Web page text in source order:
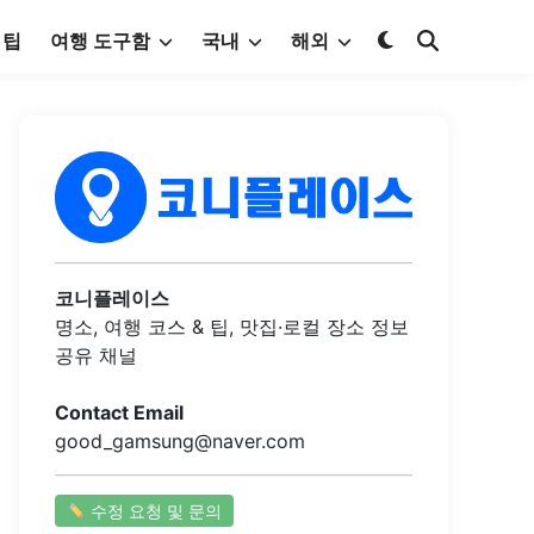
여행 도구함 국내 해외
코니플레이스
명소, 여행 코스 & 팁, 맛집·로컬 장소 정보
공유 채널
Contact Email
good_gamsung@naver.com
수정 요청 및 문의